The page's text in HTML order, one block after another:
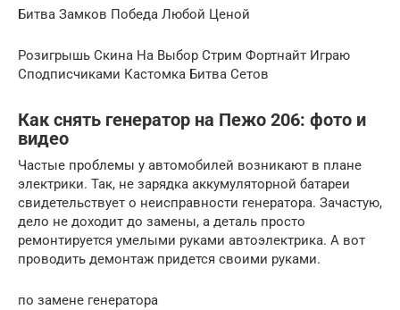
Битва Замков Победа Любой Ценой
Розигрышь Скина На Выбор Стрим Фортнайт Играю
Сподписчиками Кастомка Битва Сетов
Как снять генератор на Пежо 206: фото и
видео
Частые проблемы у автомобилей возникают в плане
электрики. Так, не зарядка аккумуляторной батареи
свидетельствует о неисправности генератора. Зачастую,
дело не доходит до замены, а деталь просто
ремонтируется умелыми руками автоэлектрика. А вот
проводить демонтаж придется своими руками.
по замене генератора